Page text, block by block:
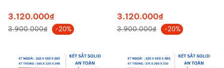
3.120.000₫
3.900.000₫ -20%
3.120.000₫
3.900.000₫ -20%